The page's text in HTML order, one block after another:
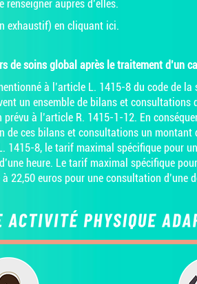
auprès d’elles.
exhaustif) en cliquant ici.
de soins global après le traitement d’un
à l’article L. 1415-8 du code de
un ensemble de bilans et consultations
à l’article R. 1415-1-12. En
de ces bilans et consultations un montant
1415-8, le tarif maximal spécifique pour
heure. Le tarif maximal spécifique
22,50 euros pour une consultation d’une